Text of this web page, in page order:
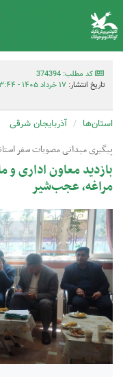
کد مطلب: 374394
تاریخ انتشار: ۱۷ خرداد ۱۴۰۵ - ۱۳:۴۴
استان‌ها آذربایجان شرقی
پیگیری میدانی مصوبات سفر
بازدید معاون اداری و
مراغه، عجب‌شیر